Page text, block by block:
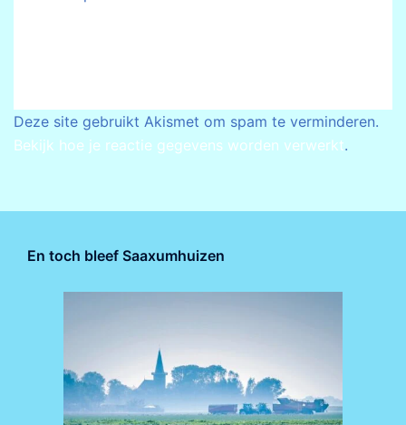
Deze site gebruikt Akismet om spam te verminderen.
Bekijk hoe je reactie gegevens worden verwerkt.
En toch bleef Saaxumhuizen